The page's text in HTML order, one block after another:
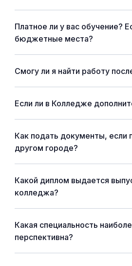
Платное ли у вас обучение?
бюджетные места?
Смогу ли я найти работу
Если ли в Колледже
Как подать документы, если
другом городе?
Какой диплом выдается
колледжа?
Какая специальность
перспективна?